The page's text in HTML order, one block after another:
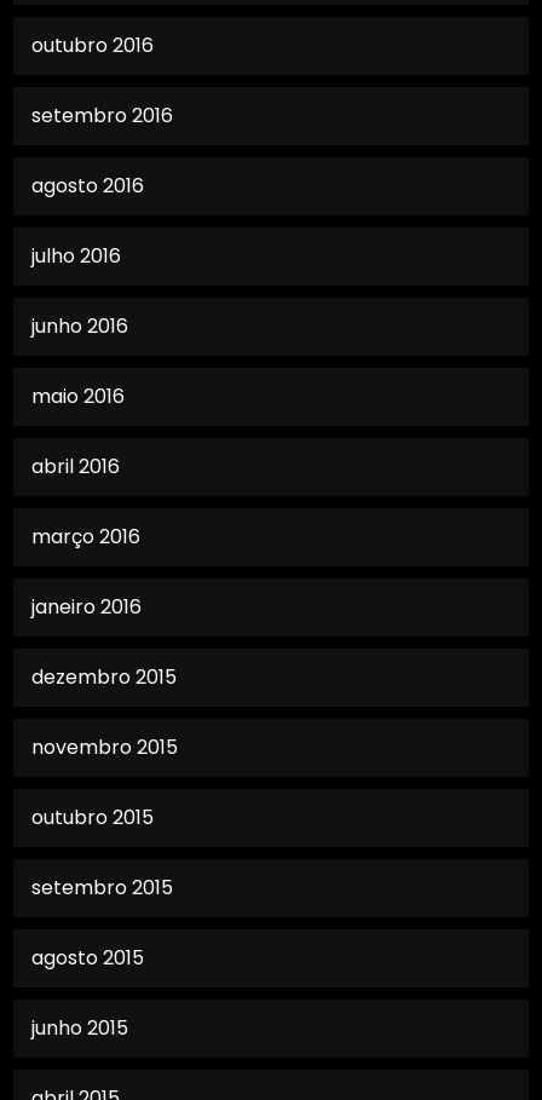
outubro 2016
setembro 2016
agosto 2016
julho 2016
junho 2016
maio 2016
abril 2016
março 2016
janeiro 2016
dezembro 2015
novembro 2015
outubro 2015
setembro 2015
agosto 2015
junho 2015